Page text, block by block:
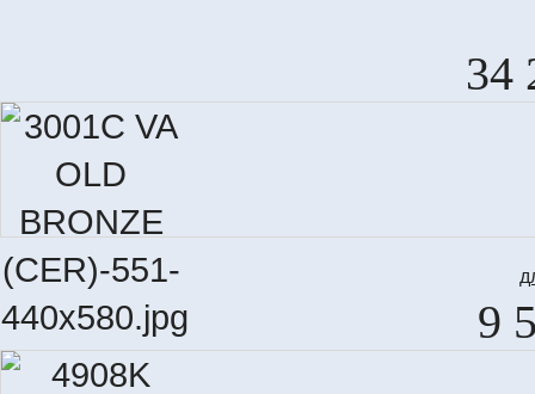
34
9